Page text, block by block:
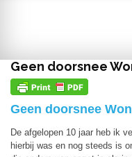
Geen doorsnee
Geen doorsnee
De afgelopen 10 jaar heb ik
hierbij was en nog steeds is